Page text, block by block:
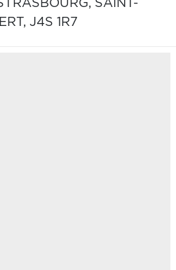
SAINT-
J4S 1R7